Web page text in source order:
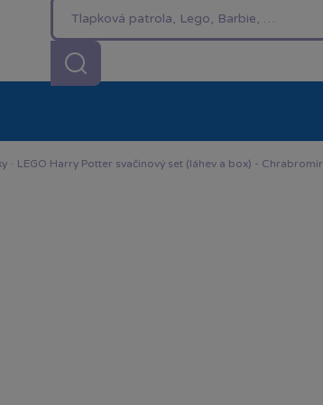
· LEGO Harry Potter svačinový set (láhev a box) - Chrabromir